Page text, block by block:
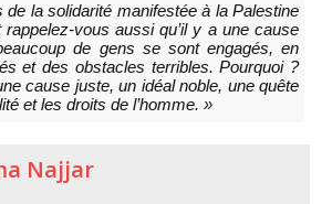
la solidarité manifestée à la Palestine
vous aussi qu’il y a une cause
de gens se sont engagés, en
et des obstacles terribles. Pourquoi ?
cause juste, un idéal noble, une quête
et les droits de l’homme. »
Najjar